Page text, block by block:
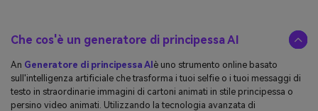
Che cos'è un generatore di principessa AI
An Generatore di principessa AIè uno strumento online basato
sull'intelligenza artificiale che trasforma i tuoi selfie o i tuoi messaggi di
testo in straordinarie immagini di cartoni animati in stile principessa o
persino video animati. Utilizzando la tecnologia avanzata di